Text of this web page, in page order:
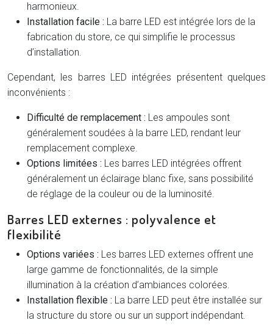
harmonieux.
Installation facile : La barre LED est intégrée lors de la
fabrication du store, ce qui simplifie le processus
d’installation.
Cependant, les barres LED intégrées présentent quelques
inconvénients :
Difficulté de remplacement : Les ampoules sont
généralement soudées à la barre LED, rendant leur
remplacement complexe.
Options limitées : Les barres LED intégrées offrent
généralement un éclairage blanc fixe, sans possibilité
de réglage de la couleur ou de la luminosité.
Barres LED externes : polyvalence et
flexibilité
Options variées : Les barres LED externes offrent une
large gamme de fonctionnalités, de la simple
illumination à la création d’ambiances colorées.
Installation flexible : La barre LED peut être installée sur
la structure du store ou sur un support indépendant.